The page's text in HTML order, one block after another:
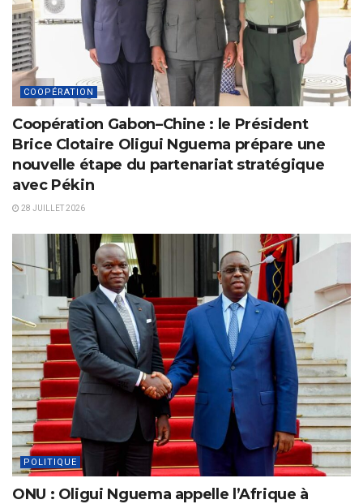
COOPÉRATION
Coopération Gabon–Chine : le Président
Brice Clotaire Oligui Nguema prépare une
nouvelle étape du partenariat stratégique
avec Pékin
28 JUILLET 2026
POLITIQUE
ONU : Oligui Nguema appelle l’Afrique à